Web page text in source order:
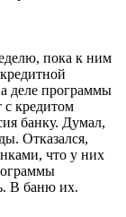
пока к ним
деле программы
с кредитом
банку. Думал,
Отказался,
что у них
В баню их.